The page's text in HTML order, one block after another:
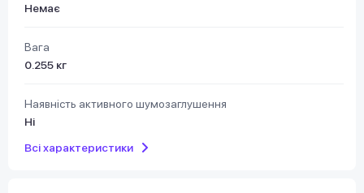
Немає
Вага
0.255 кг
Наявність активного шумозаглушення
Ні
Всі характеристики